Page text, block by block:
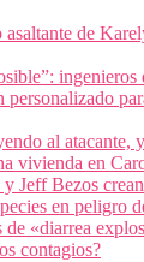
de
ingenieros
personalizado
al atacante,
vivienda en
Jeff Bezos
en peligro
de «diarrea
contagios?